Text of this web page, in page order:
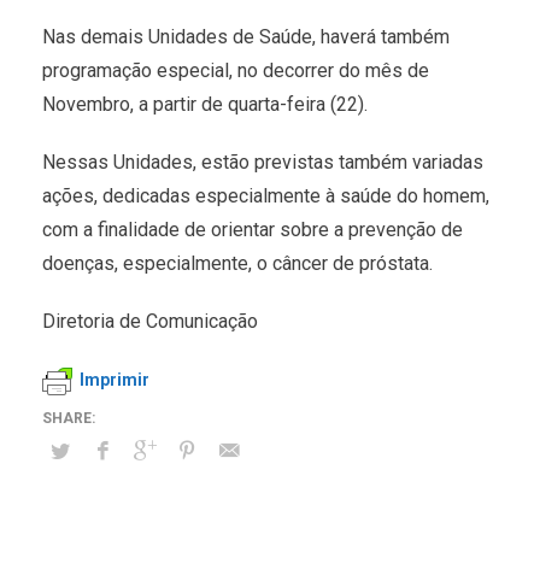
Nas demais Unidades de Saúde, haverá também
programação especial, no decorrer do mês de
Novembro, a partir de quarta-feira (22).
Nessas Unidades, estão previstas também variadas
ações, dedicadas especialmente à saúde do homem,
com a finalidade de orientar sobre a prevenção de
doenças, especialmente, o câncer de próstata.
Diretoria de Comunicação
Imprimir